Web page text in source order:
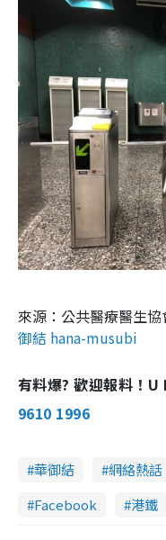
來源：公共醫療醫生協
御結 hana-musubi
有料爆? 歡迎報料！
9610 1996
華御結 網絡熱話
Facebook
港鐵